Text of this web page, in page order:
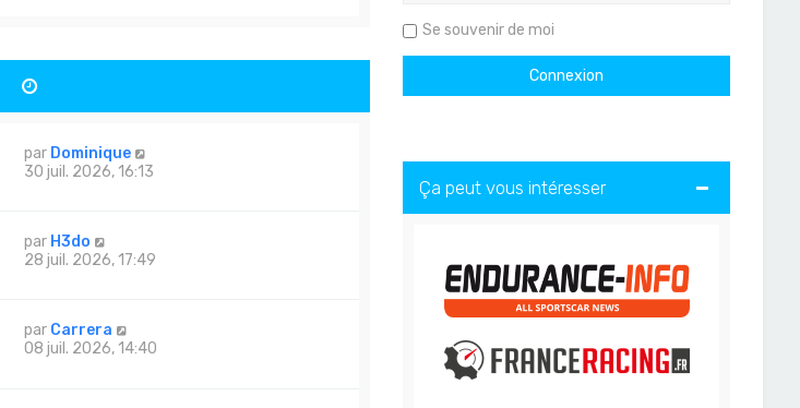
par Dominique
30 juil. 2026, 16:13
par H3do
28 juil. 2026, 17:49
par Carrera
08 juil. 2026, 14:40
Se souvenir de moi
Ça peut vous intéresser